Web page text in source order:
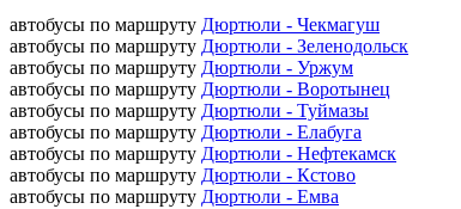
автобусы по маршруту Дюртюли - Чекмагуш
автобусы по маршруту Дюртюли - Зеленодольск
автобусы по маршруту Дюртюли - Уржум
автобусы по маршруту Дюртюли - Воротынец
автобусы по маршруту Дюртюли - Туймазы
автобусы по маршруту Дюртюли - Елабуга
автобусы по маршруту Дюртюли - Нефтекамск
автобусы по маршруту Дюртюли - Кстово
автобусы по маршруту Дюртюли - Емва